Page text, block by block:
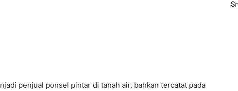
penjual ponsel pintar di tanah air, bahkan tercatat pada